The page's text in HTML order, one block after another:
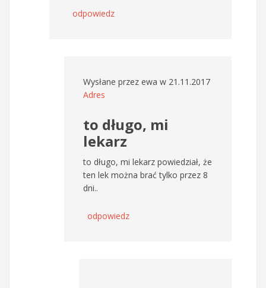
odpowiedz
Wysłane przez ewa w 21.11.2017
Adres
to długo, mi
lekarz
to długo, mi lekarz powiedział, że
ten lek można brać tylko przez 8
dni..
odpowiedz